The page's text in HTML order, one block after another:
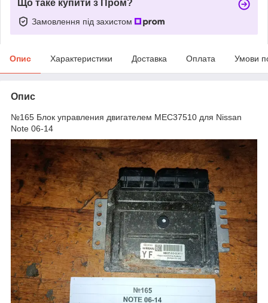
Що таке купити з Пром?
Замовлення під захистом
Опис Характеристики Доставка Оплата Умови
Опис
№165 Блок управления двигателем MEC37510 для Nissan
Note 06-14